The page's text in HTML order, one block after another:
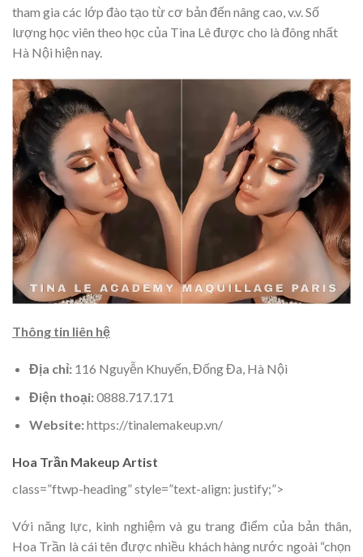
tham gia các lớp đào tạo từ cơ bản đến nâng cao, v.v. Số
lượng học viên theo học của Tina Lê được cho là đông nhất
Hà Nội hiện nay.
Thông tin liên hệ
Địa chỉ: 116 Nguyễn Khuyến, Đống Đa, Hà Nội
Điện thoại:0888.717.171
Website:https://tinalemakeup.vn/
Hoa Trần Makeup Artist
class=”ftwp-heading” style=”text-align: justify;”>
Với năng lực, kinh nghiệm và gu trang điểm của bản thân,
Hoa Trần là cái tên được nhiều khách hàng nước ngoài “chọn